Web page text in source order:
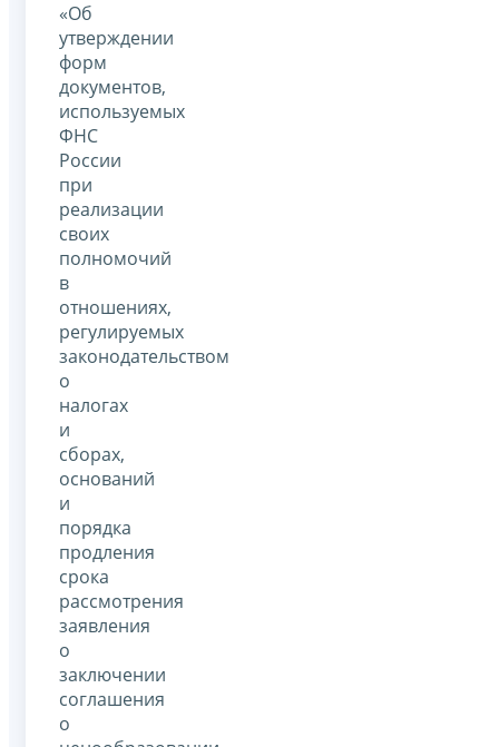
«Об
утверждении
форм
документов,
используемых
ФНС
России
при
реализации
своих
полномочий
в
отношениях,
регулируемых
законодательством
о
налогах
и
сборах,
оснований
и
порядка
продления
срока
рассмотрения
заявления
о
заключении
соглашения
о